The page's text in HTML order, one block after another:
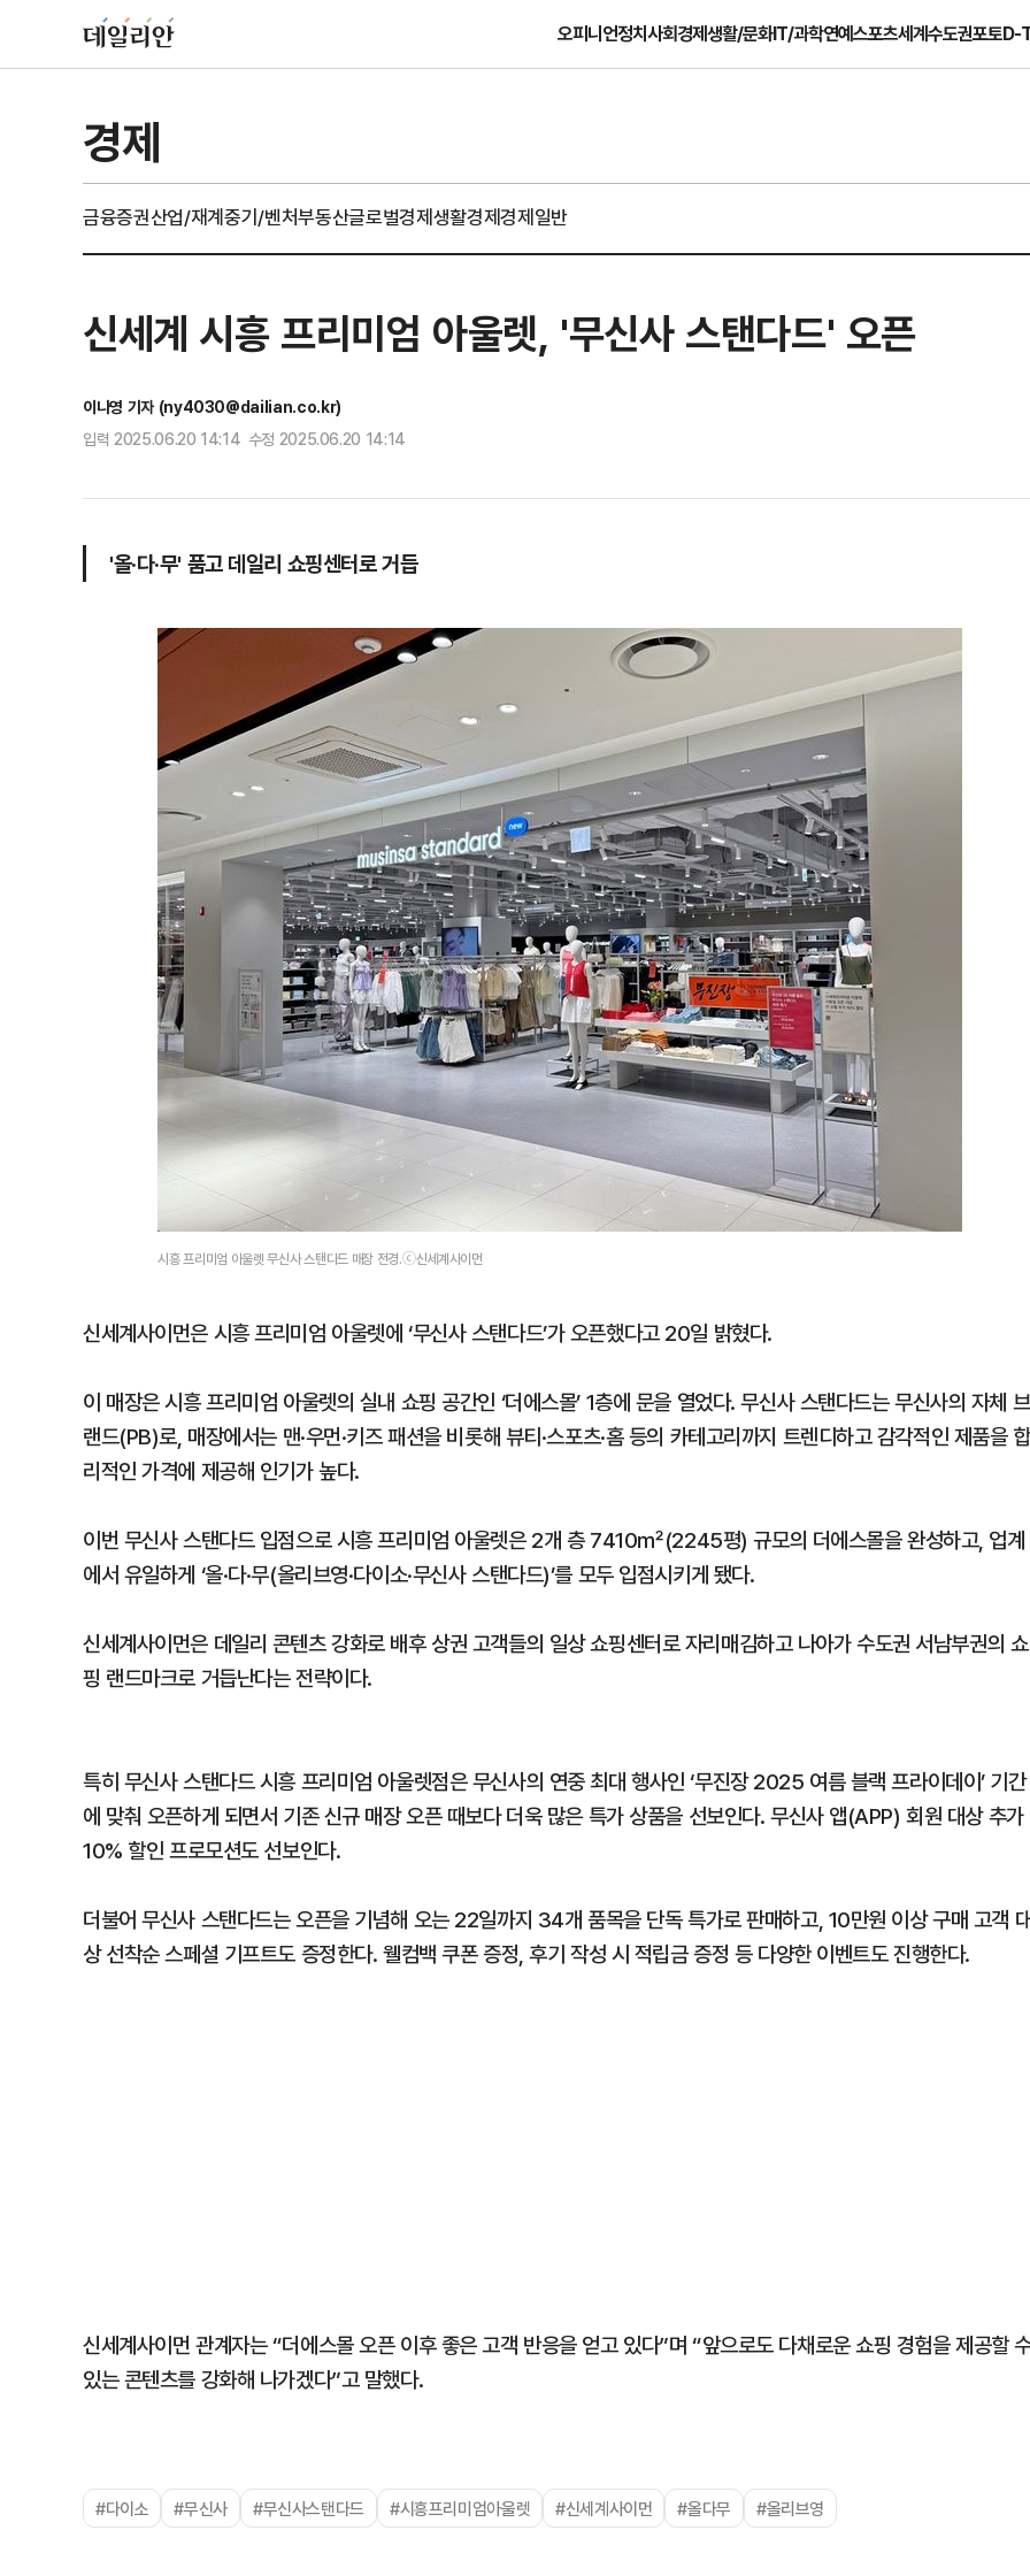
오피니언정치사회경제생활/문화IT/과학연예스포츠세계수도권포토D-
경제
금융증권산업/재계중기/벤처부동산글로벌경제생활경제경제일반
신세계 시흥 프리미엄 아울렛, '무신사 스탠다드' 오픈
이나영 기자 (ny4030@dailian.co.kr)
입력 2025.06.20 14:14 수정 2025.06.20 14:14
'올·다·무' 품고 데일리 쇼핑센터로 거듭
시흥 프리미엄 아울렛 무신사 스탠다드 매장 전경.ⓒ신세계사이먼
신세계사이먼은 시흥 프리미엄 아울렛에 ‘무신사 스탠다드’가 오픈했다고 20일 밝혔다.
이 매장은 시흥 프리미엄 아울렛의 실내 쇼핑 공간인 ‘더에스몰’ 1층에 문을 열었다. 무신사 스탠다드는 무신사의 자체 브
랜드(PB)로, 매장에서는 맨·우먼·키즈 패션을 비롯해 뷰티·스포츠·홈 등의 카테고리까지 트렌디하고 감각적인 제품을 합
리적인 가격에 제공해 인기가 높다.
이번 무신사 스탠다드 입점으로 시흥 프리미엄 아울렛은 2개 층 7410㎡(2245평) 규모의 더에스몰을 완성하고, 업계
에서 유일하게 ‘올·다·무(올리브영·다이소·무신사 스탠다드)’를 모두 입점시키게 됐다.
신세계사이먼은 데일리 콘텐츠 강화로 배후 상권 고객들의 일상 쇼핑센터로 자리매김하고 나아가 수도권 서남부권의 쇼
핑 랜드마크로 거듭난다는 전략이다.
특히 무신사 스탠다드 시흥 프리미엄 아울렛점은 무신사의 연중 최대 행사인 ‘무진장 2025 여름 블랙 프라이데이’ 기간
에 맞춰 오픈하게 되면서 기존 신규 매장 오픈 때보다 더욱 많은 특가 상품을 선보인다. 무신사 앱(APP) 회원 대상 추가
10% 할인 프로모션도 선보인다.
더불어 무신사 스탠다드는 오픈을 기념해 오는 22일까지 34개 품목을 단독 특가로 판매하고, 10만원 이상 구매 고객
상 선착순 스페셜 기프트도 증정한다. 웰컴백 쿠폰 증정, 후기 작성 시 적립금 증정 등 다양한 이벤트도 진행한다.
신세계사이먼 관계자는 “더에스몰 오픈 이후 좋은 고객 반응을 얻고 있다”며 “앞으로도 다채로운 쇼핑 경험을 제공할
있는 콘텐츠를 강화해 나가겠다”고 말했다.
#다이소 #무신사 #무신사스탠다드 #시흥프리미엄아울렛 #신세계사이먼 #올다무 #올리브영
"삼성·SK보다 싸게 달라"…
에 '더 비싸다' 퇴짜
[데일리안 오늘뉴스 종합] 축
인 심판에 성접대 의혹, 李대
지율 하락 의식했나, 삼전닉스
물, SK하이닉스 프리마켓 시
점화, 김민석 "과반 승리 가
3
李대통령, 20대 지지율 하락
나…"청년 보편적 지원 문턱
4
'압수수색·성접대 의혹' 송두
대한민국 축구판
5
"약만으론 한계"…당뇨병 '시
과학자의 도전 [내일의 닥터]